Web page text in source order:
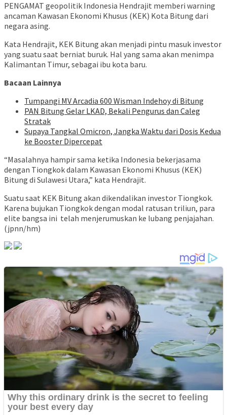
PENGAMAT geopolitik Indonesia Hendrajit memberi warning
ancaman Kawasan Ekonomi Khusus (KEK) Kota Bitung dari
negara asing.
Kata Hendrajit, KEK Bitung akan menjadi pintu masuk investor
yang suatu saat berniat buruk. Hal yang sama akan menimpa
Kalimantan Timur, sebagai ibu kota baru.
Bacaan Lainnya
Tumpangi MV Arcadia 600 Wisman Indehoy di Bitung
PAN Bitung Gelar LKAD, Bekali Pengurus dan Caleg
Stratak
Supaya Tangkal Omicron, Jangka Waktu dari Dosis Kedua
ke Booster Dipercepat
“Masalahnya hampir sama ketika Indonesia bekerjasama
dengan Tiongkok dalam Kawasan Ekonomi Khusus (KEK)
Bitung di Sulawesi Utara,” kata Hendrajit.
Suatu saat KEK Bitung akan dikendalikan investor Tiongkok.
Karena bujukan Tiongkok dengan modal ratusan triliun, para
elite bangsa ini telah menjerumuskan ke lubang penjajahan.
(jpnn/hm)